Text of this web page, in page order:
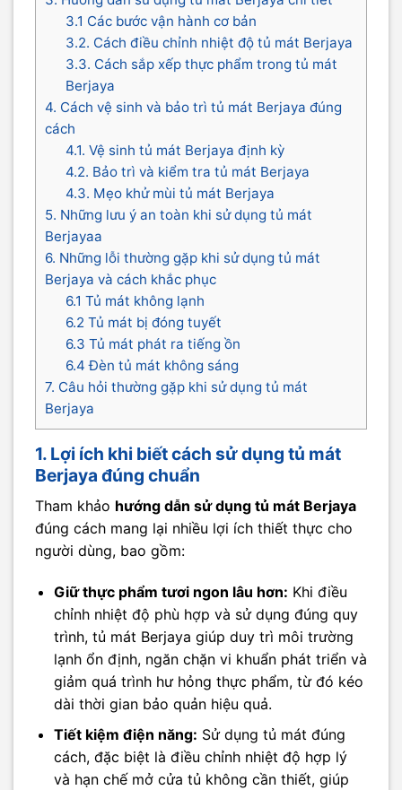
3.1 Các bước vận hành cơ bản
3.2. Cách điều chỉnh nhiệt độ tủ mát Berjaya
3.3. Cách sắp xếp thực phẩm trong tủ mát
Berjaya
4. Cách vệ sinh và bảo trì tủ mát Berjaya đúng
cách
4.1. Vệ sinh tủ mát Berjaya định kỳ
4.2. Bảo trì và kiểm tra tủ mát Berjaya
4.3. Mẹo khử mùi tủ mát Berjaya
5. Những lưu ý an toàn khi sử dụng tủ mát
Berjayaa
6. Những lỗi thường gặp khi sử dụng tủ mát
Berjaya và cách khắc phục
6.1 Tủ mát không lạnh
6.2 Tủ mát bị đóng tuyết
6.3 Tủ mát phát ra tiếng ồn
6.4 Đèn tủ mát không sáng
7. Câu hỏi thường gặp khi sử dụng tủ mát
Berjaya
1. Lợi ích khi biết cách sử dụng tủ mát
Berjaya đúng chuẩn
Tham khảo hướng dẫn sử dụng tủ mát Berjaya
đúng cách mang lại nhiều lợi ích thiết thực cho
người dùng, bao gồm:
Giữ thực phẩm tươi ngon lâu hơn: Khi điều
chỉnh nhiệt độ phù hợp và sử dụng đúng quy
trình, tủ mát Berjaya giúp duy trì môi trường
lạnh ổn định, ngăn chặn vi khuẩn phát triển và
giảm quá trình hư hỏng thực phẩm, từ đó kéo
dài thời gian bảo quản hiệu quả.
Tiết kiệm điện năng: Sử dụng tủ mát đúng
cách, đặc biệt là điều chỉnh nhiệt độ hợp lý
và hạn chế mở cửa tủ không cần thiết, giúp